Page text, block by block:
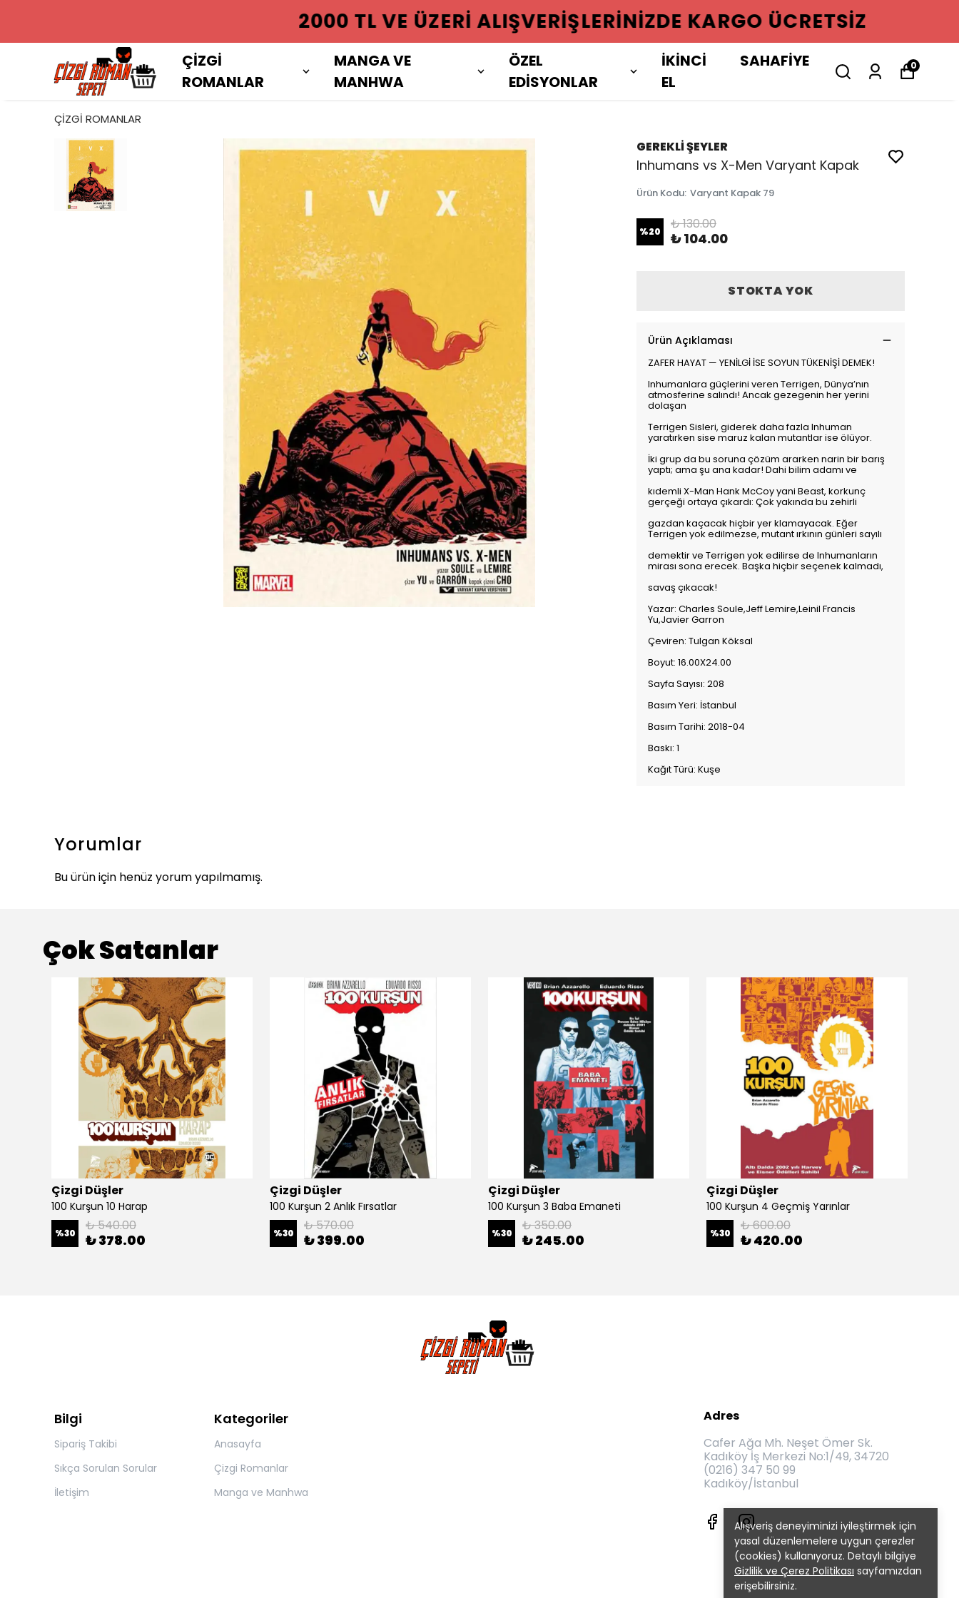
2000 TL VE ÜZERI ALIŞVERIŞLERINIZDE KARGO ÜCRETSIZ
ÇİZGİ
ROMANLAR
MANGA VE
MANHWA
ÖZEL
EDİSYONLAR
İKİNCİ
EL
SAHAFİYE 0
Alışveriş deneyiminizi iyileştirmek için
yasal düzenlemelere uygun çerezler
(cookies) kullanıyoruz. Detaylı bilgiye
Gizlilik ve Çerez Politikası sayfamızdan
erişebilirsiniz.
ÇİZGİ ROMANLAR
GEREKLİ ŞEYLER
Inhumans vs X-Men Varyant Kapak
Ürün Kodu: Varyant Kapak 79
%20 ₺ 130.00
₺ 104.00
STOKTA YOK
Ürün Açıklaması
ZAFER HAYAT — YENİLGİ İSE SOYUN TÜKENİŞİ DEMEK!
Inhumanlara güçlerini veren Terrigen, Dünya’nın
atmosferine salındı! Ancak gezegenin her yerini
dolaşan
Terrigen Sisleri, giderek daha fazla Inhuman
yaratırken sise maruz kalan mutantlar ise ölüyor.
İki grup da bu soruna çözüm ararken narin bir barış
yaptı; ama şu ana kadar! Dahi bilim adamı ve
kıdemli X-Man Hank McCoy yani Beast, korkunç
gerçeği ortaya çıkardı: Çok yakında bu zehirli
gazdan kaçacak hiçbir yer klamayacak. Eğer
Terrigen yok edilmezse, mutant ırkının günleri sayılı
demektir ve Terrigen yok edilirse de Inhumanların
mirası sona erecek. Başka hiçbir seçenek kalmadı,
savaş çıkacak!
Yazar: Charles Soule,Jeff Lemire,Leinil Francis
Yu,Javier Garron
Çeviren: Tulgan Köksal
Boyut: 16.00X24.00
Sayfa Sayısı: 208
Basım Yeri: İstanbul
Basım Tarihi: 2018-04
Baskı: 1
Kağıt Türü: Kuşe
Yorumlar
Bu ürün için henüz yorum yapılmamış.
Çok Satanlar
Çizgi Düşler
100 Kurşun 10 Harap
%30 ₺ 540.00
₺ 378.00
Çizgi Düşler
100 Kurşun 2 Anlık Fırsatlar
%30 ₺ 570.00
₺ 399.00
Çizgi Düşler
100 Kurşun 3 Baba Emaneti
%30 ₺ 350.00
₺ 245.00
Çizgi Düşler
100 Kurşun 4 Geçmiş Yarınlar
%30 ₺ 600.00
₺ 420.00
Bilgi
Sipariş Takibi
Sıkça Sorulan Sorular
İletişim
Kategoriler
Anasayfa
Çizgi Romanlar
Manga ve Manhwa
Adres
Cafer Ağa Mh. Neşet Ömer Sk.
Kadıköy İş Merkezi No:1/49, 34720
(0216) 347 50 99
Kadıköy/İstanbul